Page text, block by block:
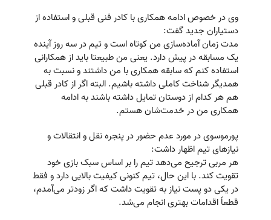
وی در خصوص ادامه همکاری با کادر فنی قبلی و استفاده از
دستیاران جدید گفت:
مدت زمان آماده‌سازی من کوتاه است و تیم در سه روز آینده
یک مسابقه در پیش دارد. یعنی من طبیعتا باید از همکارانی
استفاده کنم که سابقه همکاری با من داشتند و نسبت به
همدیگر شناخت کاملی داشته باشیم. البته اگر از کادر قبلی
هم هر کدام از دوستان تمایل داشته باشند به ادامه
همکاری من در خدمت‌شان هستم.
پورموسوی در مورد عدم حضور در پنجره نقل و انتقالات و
نیازهای تیم اظهار داشت:
هر مربی ترجیح می‌دهد تیم را بر اساس سبک بازی خود
تقویت کند. با این حال، تیم کنونی کیفیت بالایی دارد و فقط
در یکی دو پست نیاز به تقویت داشت که اگر زودتر می‌آمدم،
قطعاً اقدامات بهتری انجام می‌شد.